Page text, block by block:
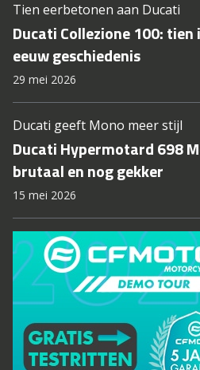
Tien eerbetonen aan Ducati
Ducati Collezione 100: tien
eeuw geschiedenis
29 mei 2026
Ducati geeft Mono meer stijl
Ducati Hypermotard 698
brutaal en nog gekker
15 mei 2026